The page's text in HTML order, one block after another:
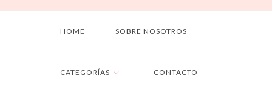
HOME SOBRE NOSOTROS
CATEGORÍAS CONTACTO